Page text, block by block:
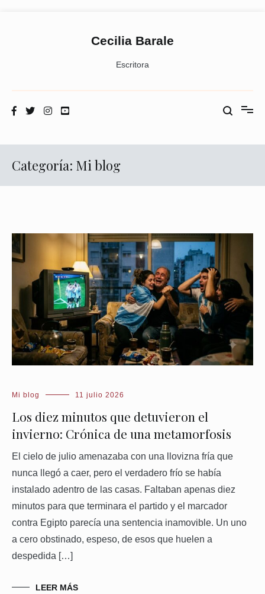
Cecilia Barale
Escritora
Categoría: Mi blog
Mi blog 11 julio 2026
Los diez minutos que detuvieron el
invierno: Crónica de una metamorfosis
El cielo de julio amenazaba con una llovizna fría que
nunca llegó a caer, pero el verdadero frío se había
instalado adentro de las casas. Faltaban apenas diez
minutos para que terminara el partido y el marcador
contra Egipto parecía una sentencia inamovible. Un uno
a cero obstinado, espeso, de esos que huelen a
despedida […]
LEER MÁS